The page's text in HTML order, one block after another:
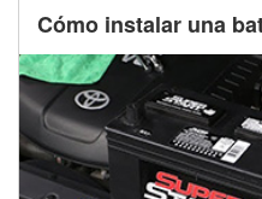
Cómo instalar una